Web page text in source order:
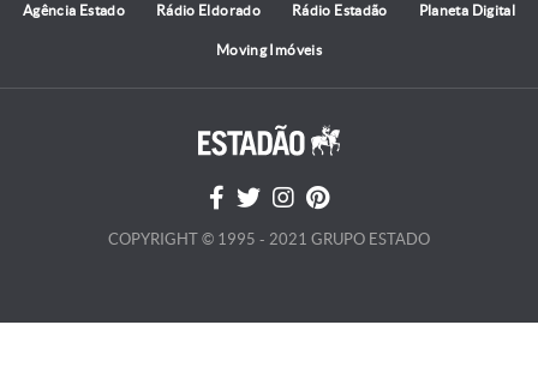
Agência Estado Rádio Eldorado Rádio Estadão Planeta Digital
Moving Imóveis
COPYRIGHT © 1995 - 2021 GRUPO ESTADO